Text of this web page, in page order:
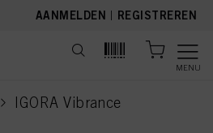
AANMELDEN | REGISTREREN
MENU
IGORA Vibrance
current page